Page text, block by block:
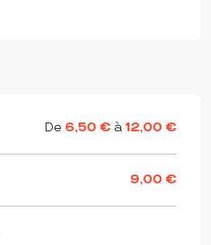
De 6,50 € à12,00 €
9,00 €